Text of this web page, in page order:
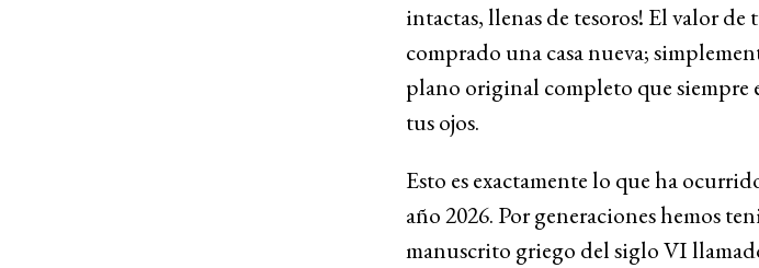
intactas, llenas de tesoros! El valor
comprado una casa nueva;
plano original completo que siempre
tus ojos.
Esto es exactamente lo que ha
año 2026. Por generaciones hemos
manuscrito griego del siglo VI